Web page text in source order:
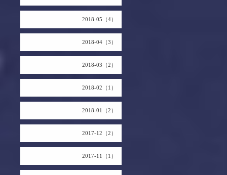
2018-05（4）
2018-04（3）
2018-03（2）
2018-02（1）
2018-01（2）
2017-12（2）
2017-11（1）